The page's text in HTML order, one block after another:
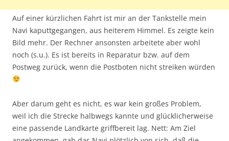
Auf einer kürzlichen Fahrt ist mir an der Tankstelle mein
Navi kaputtgegangen, aus heiterem Himmel. Es zeigte kein
Bild mehr. Der Rechner ansonsten arbeitete aber wohl
noch (s.u.). Es ist bereits in Reparatur bzw. auf dem
Postweg zurück, wenn die Postboten nicht streiken würden
Aber darum geht es nicht, es war kein großes Problem,
weil ich die Strecke halbwegs kannte und glücklicherweise
eine passende Landkarte griffbereit lag. Nett: Am Ziel